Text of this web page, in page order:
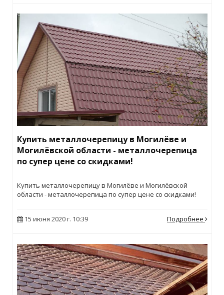
Купить металлочерепицу в Могилёве и
Могилёвской области - металлочерепица
по супер цене со скидками!
Купить металлочерепицу в Могилёве и Могилёвской
области - металлочерепица по супер цене со скидками!
15 июня 2020 г. 10:39 Подробнее